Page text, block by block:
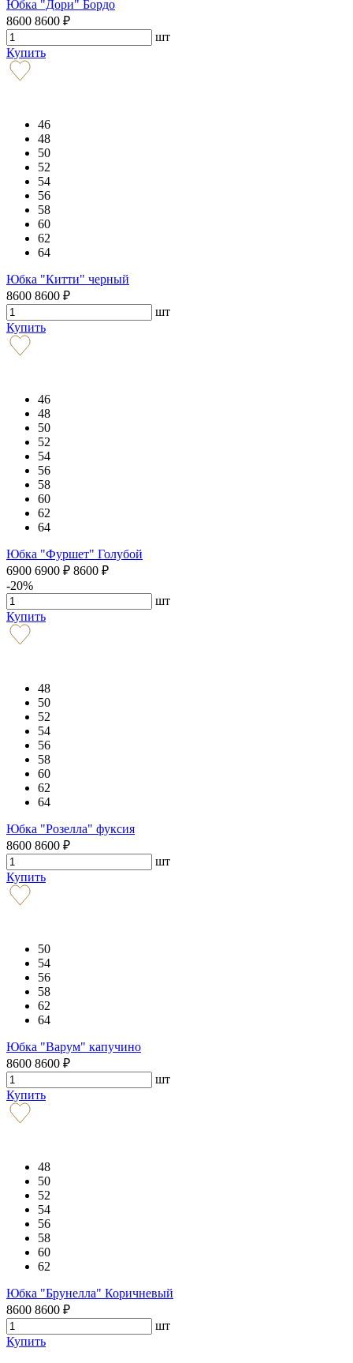
Юбка "Дори" Бордо
8600 8600 ₽
шт
Купить
46
48
50
52
54
56
58
60
62
64
Юбка "Китти" черный
8600 8600 ₽
шт
Купить
46
48
50
52
54
56
58
60
62
64
Юбка "Фуршет" Голубой
6900 6900 ₽ 8600 ₽
-20%
шт
Купить
48
50
52
54
56
58
60
62
64
Юбка "Розелла" фуксия
8600 8600 ₽
шт
Купить
50
54
56
58
62
64
Юбка "Варум" капучино
8600 8600 ₽
шт
Купить
48
50
52
54
56
58
60
62
Юбка "Брунелла" Коричневый
8600 8600 ₽
шт
Купить